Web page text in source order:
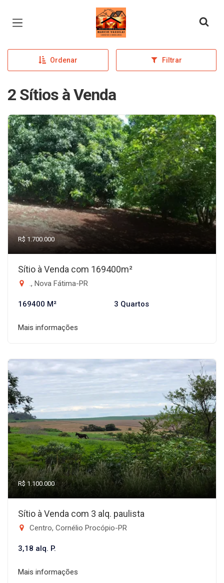
Página inicial
Ordenar Filtrar
2 Sítios à Venda
R$ 1.700.000
Sítio à Venda com 169400m²
., Nova Fátima-PR
169400 M² 3 Quartos
Mais informações
R$ 1.100.000
Sítio à Venda com 3 alq. paulista
Centro, Cornélio Procópio-PR
3,18 alq. P.
Mais informações